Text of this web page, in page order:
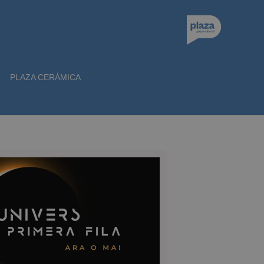
PLAZA CERÁMICA